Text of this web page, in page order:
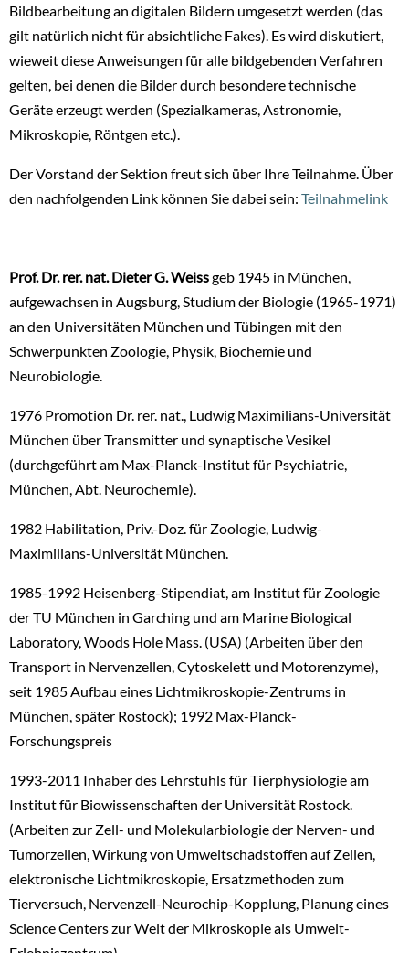
Bildbearbeitung an digitalen Bildern umgesetzt werden (das
gilt natürlich nicht für absichtliche Fakes). Es wird diskutiert,
wieweit diese Anweisungen für alle bildgebenden Verfahren
gelten, bei denen die Bilder durch besondere technische
Geräte erzeugt werden (Spezialkameras, Astronomie,
Mikroskopie, Röntgen etc.).
Der Vorstand der Sektion freut sich über Ihre Teilnahme. Über
den nachfolgenden Link können Sie dabei sein: Teilnahmelink
Prof. Dr. rer. nat. Dieter G. Weissgeb 1945 in München,
aufgewachsen in Augsburg, Studium der Biologie (1965-1971)
an den Universitäten München und Tübingen mit den
Schwerpunkten Zoologie, Physik, Biochemie und
Neurobiologie.
1976 Promotion Dr. rer. nat., Ludwig Maximilians-Universität
München über Transmitter und synaptische Vesikel
(durchgeführt am Max-Planck-Institut für Psychiatrie,
München, Abt. Neurochemie).
1982 Habilitation, Priv.-Doz. für Zoologie, Ludwig-
Maximilians-Universität München.
1985-1992 Heisenberg-Stipendiat, am Institut für Zoologie
der TU München in Garching und am Marine Biological
Laboratory, Woods Hole Mass. (USA) (Arbeiten über den
Transport in Nervenzellen, Cytoskelett und Motorenzyme),
seit 1985 Aufbau eines Lichtmikroskopie-Zentrums in
München, später Rostock); 1992 Max-Planck-
Forschungspreis
1993-2011 Inhaber des Lehrstuhls für Tierphysiologie am
Institut für Biowissenschaften der Universität Rostock.
(Arbeiten zur Zell- und Molekularbiologie der Nerven- und
Tumorzellen, Wirkung von Umweltschadstoffen auf Zellen,
elektronische Lichtmikroskopie, Ersatzmethoden zum
Tierversuch, Nervenzell-Neurochip-Kopplung, Planung eines
Science Centers zur Welt der Mikroskopie als Umwelt-